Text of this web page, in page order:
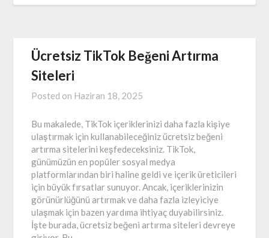
Ücretsiz TikTok Beğeni Artırma
Siteleri
Posted on Haziran 18, 2025
Bu makalede, TikTok içeriklerinizi daha fazla kişiye
ulaştırmak için kullanabileceğiniz ücretsiz beğeni
artırma sitelerini keşfedeceksiniz. TikTok,
günümüzün en popüler sosyal medya
platformlarından biri haline geldi ve içerik üreticileri
için büyük fırsatlar sunuyor. Ancak, içeriklerinizin
görünürlüğünü artırmak ve daha fazla izleyiciye
ulaşmak için bazen yardıma ihtiyaç duyabilirsiniz.
İşte burada, ücretsiz beğeni artırma siteleri devreye